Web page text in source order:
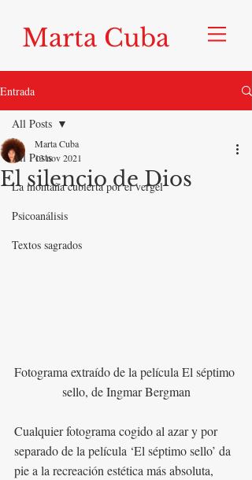
Marta Cuba
Entrada
All Posts
La montaña cubierta por el vergel
Psicoanálisis
Textos sagrados
All Posts
El silencio de Dios
Marta Cuba
13 nov 2021
Fotograma extraído de la película El séptimo
sello, de Ingmar Bergman
Cualquier fotograma cogido al azar y por
separado de la película ‘El séptimo sello’ da
pie a la recreación estética más absoluta,